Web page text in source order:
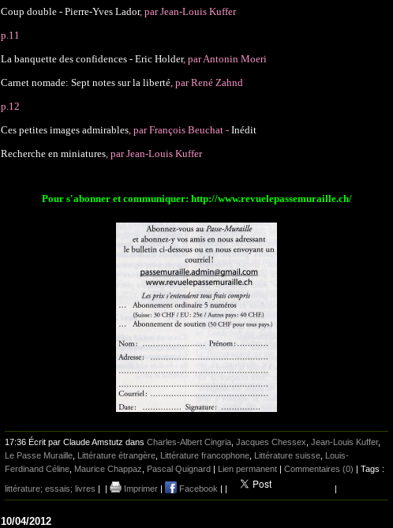
Coup double - Pierre-Yves Lador, par Jean-Louis Kuffer
p.11
La banquette des confidences - Eric Holder, par Antonin Moeri
Carnet nomade: Sept notes sur la liberté, par René Zahnd
p.12
Ces petites images admirables, par François Beuchat - Inédit
Recherche en miniatures, par Jean-Louis Kuffer
Pour s'abonner et communiquer: http://www.revuelepassemuraille.ch/
17:36 Écrit par Claude Amstutz dans Charles-Albert Cingria Jacques Chessex Jean-Louis Kuffer,
Le Passe Muraille Littérature étrangère Littérature francophone Littérature suisse Louis-
Ferdinand Céline Maurice Chappaz Pascal Quignard | Lien permanent | Commentaires (0) | Tags :
littérature; essais; livres | | Imprimer | Facebook | | |
10/04/2012